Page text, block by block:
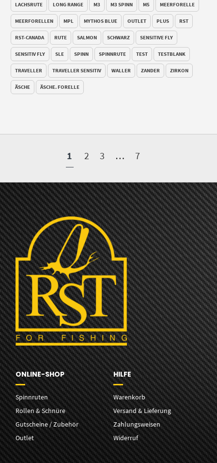
LACHSRUTE LONG RANGE M3 M3 SPINN M5 MEERFORELLE
MEERFORELLEN MPL MYTHOS BLUE OUTLET PLUS RST
RST-CANADA RUTE SALMON SCHWARZ SENSITIVE FLY
SENSITIV FLY SLE SPINN SPINNRUTE TEST TESTBLANK
TRAVELLER TRAVELLER SENSITIV WALLER ZANDER ZIRKON
ÄSCHE ÄSCHE. FORELLE
1 2 3 … 7
ONLINE-SHOP
Spinnruten
Rollen & Schnüre
Gutscheine / Zubehör
Outlet
HILFE
Warenkorb
Versand & Lieferung
Zahlungsweisen
Widerruf